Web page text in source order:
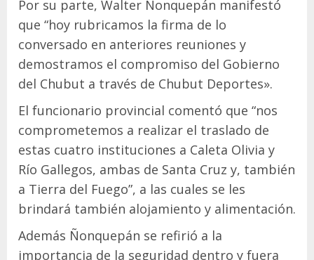
Por su parte, Walter Ñonquepán manifestó
que “hoy rubricamos la firma de lo
conversado en anteriores reuniones y
demostramos el compromiso del Gobierno
del Chubut a través de Chubut Deportes».
El funcionario provincial comentó que “nos
comprometemos a realizar el traslado de
estas cuatro instituciones a Caleta Olivia y
Río Gallegos, ambas de Santa Cruz y, también
a Tierra del Fuego”, a las cuales se les
brindará también alojamiento y alimentación.
Además Ñonquepán se refirió a la
importancia de la seguridad dentro y fuera